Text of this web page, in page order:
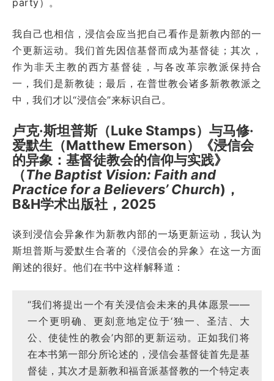
我自己也相信，浸信会应当把自己看作是新教内部的一
个更新运动。我们首先因信基督而成为基督徒；其次，
作为非天主教的西方基督徒，与各改革宗教派保持合
一，我们是新教徒；最后，在普世教会诸多新教教派之
中，我们才以“浸信会”来标识自己。
卢克·斯坦普斯（Luke Stamps）与马修·
爱默生（Matthew Emerson）《浸信会
的异象：基督徒教会的信仰与实践》
（The Baptist Vision: Faith and
Practice for a Believers’ Church)，
B&H学术出版社，2025
谈到浸信会异象作为新教内部的一场更新运动，我认为
斯坦普斯与爱默生合著的《浸信会的异象》在这一方面
阐述的很好。他们在书中这样解释道：
“我们将提出一个有关浸信会未来的具体愿景——
一个更明确、更刻意地定位于‘独一、圣洁、大
公、使徒性的教会’内部的更新运动。正如我们将
在本书第一部分所论述的，浸信会基督徒首先是基
督徒，其次才是新教和福音派基督教的一个特定表